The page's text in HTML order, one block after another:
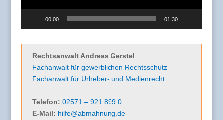
00:00 01:30
Rechtsanwalt Andreas Gerstel
Fachanwalt für gewerblichen Rechtsschutz
Fachanwalt für Urheber- und Medienrecht
Telefon: 02571 – 921 899 0
E-Mail: hilfe@abmahnung.de